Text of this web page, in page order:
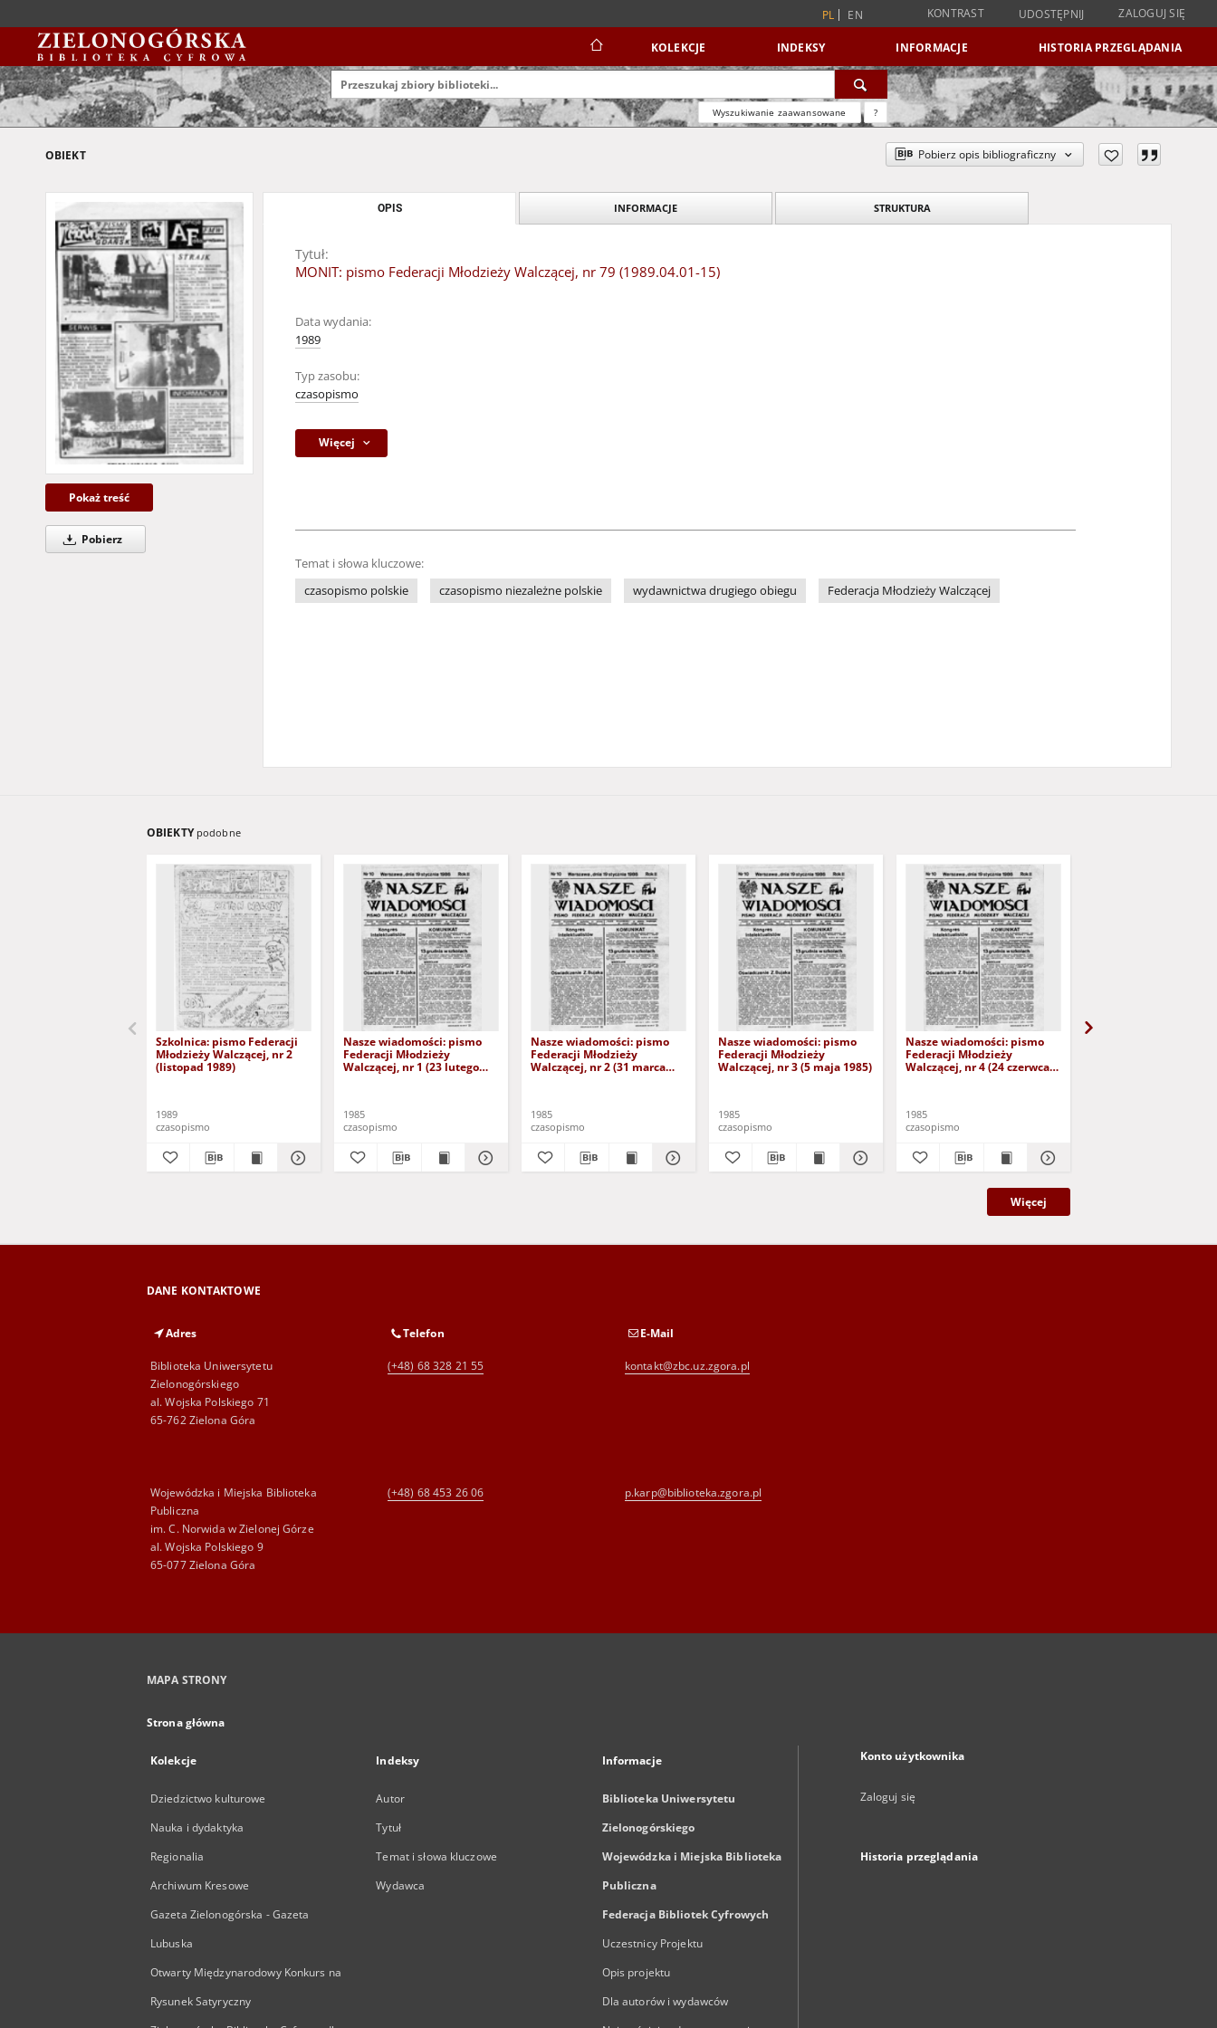
PL EN KONTRAST UDOSTĘPNIJ ZALOGUJ SIĘ
KOLEKCJE INDEKSY INFORMACJE HISTORIA PRZEGLĄDANIA
Wyszukiwanie zaawansowane ?
OBIEKT Pobierz opis bibliograficzny
Pokaż treść
Pobierz
OPIS INFORMACJE STRUKTURA
Tytuł:
MONIT: pismo Federacji Młodzieży Walczącej, nr 79 (1989.04.01-15)
Data wydania:
1989
Typ zasobu:
czasopismo
Więcej
Temat i słowa kluczowe:
czasopismo polskie
czasopismo niezależne polskie wydawnictwa drugiego obiegu Federacja Młodzieży Walczącej
OBIEKTY podobne
Szkolnica: pismo Federacji
Młodzieży Walczącej, nr 2
(listopad 1989)
1989
czasopismo
Nasze wiadomości: pismo
Federacji Młodzieży
Walczącej, nr 1 (23 lutego
1985
czasopismo
Nasze wiadomości: pismo
Federacji Młodzieży
Walczącej, nr 2 (31 marca
1985
czasopismo
Nasze wiadomości: pismo
Federacji Młodzieży
Walczącej, nr 3 (5 maja 1985)
1985
czasopismo
Nasze wiadomości: pismo
Federacji Młodzieży
Walczącej, nr 4 (24 czerwca
1985
czasopismo
Więcej
DANE KONTAKTOWE
Adres
Biblioteka Uniwersytetu
Zielonogórskiego
al. Wojska Polskiego 71
65-762 Zielona Góra
Telefon
(+48) 68 328 21 55
E-Mail
kontakt@zbc.uz.zgora.pl
Wojewódzka i Miejska Biblioteka
Publiczna
im. C. Norwida w Zielonej Górze
al. Wojska Polskiego 9
65-077 Zielona Góra
(+48) 68 453 26 06 p.karp@biblioteka.zgora.pl
MAPA STRONY
Strona główna
Kolekcje
Dziedzictwo kulturowe
Nauka i dydaktyka
Regionalia
Archiwum Kresowe
Gazeta Zielonogórska - Gazeta
Lubuska
Otwarty Międzynarodowy Konkurs na
Rysunek Satyryczny
Indeksy
Autor
Tytuł
Temat i słowa kluczowe
Wydawca
Informacje
Biblioteka Uniwersytetu
Zielonogórskiego
Wojewódzka i Miejska Biblioteka
Publiczna
Federacja Bibliotek Cyfrowych
Uczestnicy Projektu
Opis projektu
Dla autorów i wydawców
Konto użytkownika
Zaloguj się
Historia przeglądania